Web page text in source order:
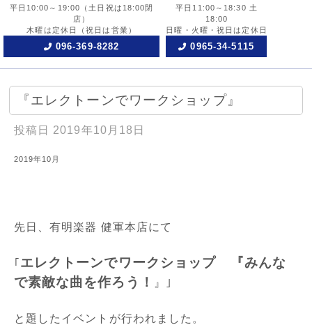
平日10:00～19:00
（土日祝は18:00閉
店）
木曜は定休日
（祝日は営業）
096-369-8282
平日11:00～18:30 土
18:00
日曜・火曜・祝日は定休日
0965-34-5115
『エレクトーンでワークショップ』
投稿日 2019年10月18日
2019年10月
先日、有明楽器 健軍本店にて
｢ エレクトーンでワークショップ 『みんな
で素敵な曲を作ろう！
』｣
と題したイベントが行われました。